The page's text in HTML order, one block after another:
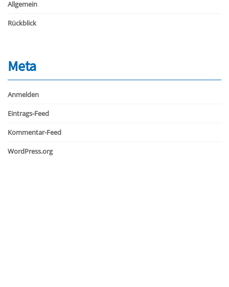
Allgemein
Rückblick
Meta
Anmelden
Eintrags-Feed
Kommentar-Feed
WordPress.org